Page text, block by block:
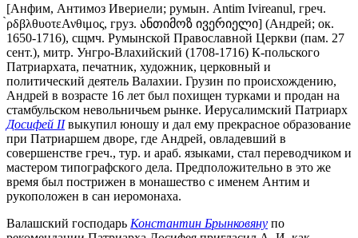
[Анфим, Антимоз Ивериели; румын. Antim Ivireanul, греч.
̀ρδβλθυοτεΑνθιμος, груз. ანთიმოზ ივერიელი] (Андрей; ок.
1650-1716), сщмч. Румынской Православной Церкви (пам. 27
сент.), митр. Унгро-Влахийский (1708-1716) К-польского
Патриархата, печатник, художник, церковный и
политический деятель Валахии. Грузин по происхождению,
Андрей в возрасте 16 лет был похищен турками и продан на
стамбульском невольничьем рынке. Иерусалимский Патриарх
Досифей IIвыкупил юношу и дал ему прекрасное образование
при Патриаршем дворе, где Андрей, овладевший в
совершенстве греч., тур. и араб. языками, стал переводчиком и
мастером типографского дела. Предположительно в это же
время был пострижен в монашество с именем Антим и
рукоположен в сан иеромонаха.
Валашский господарь Константин Брынковяну по